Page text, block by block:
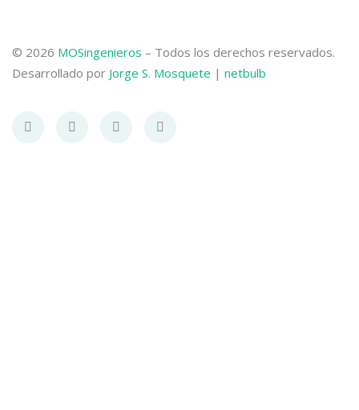
© 2026 MOSingenieros – Todos los derechos reservados.
Desarrollado por Jorge S. Mosquete | netbulb